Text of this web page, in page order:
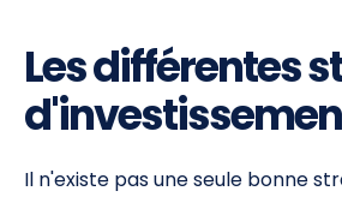
Les différentes
Il n'existe pas une seule bonne